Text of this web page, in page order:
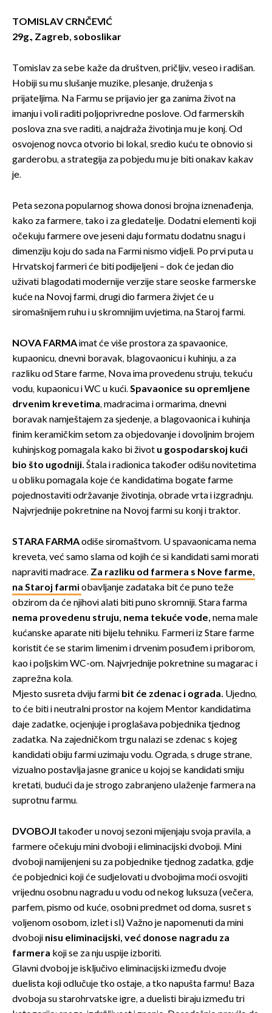
TOMISLAV CRNČEVIĆ
29g., Zagreb, soboslikar
Tomislav za sebe kaže da društven, pričljiv, veseo i radišan.
Hobiji su mu slušanje muzike, plesanje, druženja s
prijateljima. Na Farmu se prijavio jer ga zanima život na
imanju i voli raditi poljoprivredne poslove. Od farmerskih
poslova zna sve raditi, a najdraža životinja mu je konj. Od
osvojenog novca otvorio bi lokal, sredio kuću te obnovio si
garderobu, a strategija za pobjedu mu je biti onakav kakav
je.
Peta sezona popularnog showa donosi brojna iznenađenja,
kako za farmere, tako i za gledatelje. Dodatni elementi koji
očekuju farmere ove jeseni daju formatu dodatnu snagu i
dimenziju koju do sada na Farmi nismo vidjeli. Po prvi puta u
Hrvatskoj farmeri će biti podijeljeni – dok će jedan dio
uživati blagodati modernije verzije stare seoske farmerske
kuće na Novoj farmi, drugi dio farmera živjet će u
siromašnijem ruhu i u skromnijim uvjetima, na Staroj farmi.
NOVA FARMAimat će više prostora za spavaonice,
kupaonicu, dnevni boravak, blagovaonicu i kuhinju, a za
razliku od Stare farme, Nova ima provedenu struju, tekuću
vodu, kupaonicu i WC u kući. Spavaonice su opremljene
drvenim krevetima, madracima i ormarima, dnevni
boravak namještajem za sjedenje, a blagovaonica i kuhinja
finim keramičkim setom za objedovanje i dovoljnim brojem
kuhinjskog pomagala kako bi život u gospodarskoj kući
bio što ugodniji. Štala i radionica također odišu novitetima
u obliku pomagala koje će kandidatima bogate farme
pojednostaviti održavanje životinja, obrade vrta i izgradnju.
Najvrjednije pokretnine na Novoj farmi su konj i traktor.
STARA FARMAodiše siromaštvom. U spavaonicama nema
kreveta, već samo slama od kojih će si kandidati sami morati
napraviti madrace. Za razliku od farmera s Nove farme,
na Staroj farmi obavljanje zadataka bit će puno teže
obzirom da će njihovi alati biti puno skromniji. Stara farma
nema provedenu struju, nema tekuće vode, nema male
kućanske aparate niti bijelu tehniku. Farmeri iz Stare farme
koristit će se starim limenim i drvenim posuđem i priborom,
kao i poljskim WC-om. Najvrjednije pokretnine su magarac i
zaprežna kola.
Mjesto susreta dviju farmi bit će zdenac i ograda. Ujedno,
to će biti i neutralni prostor na kojem Mentor kandidatima
daje zadatke, ocjenjuje i proglašava pobjednika tjednog
zadatka. Na zajedničkom trgu nalazi se zdenac s kojeg
kandidati obiju farmi uzimaju vodu. Ograda, s druge strane,
vizualno postavlja jasne granice u kojoj se kandidati smiju
kretati, budući da je strogo zabranjeno ulaženje farmera na
suprotnu farmu.
DVOBOJI također u novoj sezoni mijenjaju svoja pravila, a
farmere očekuju mini dvoboji i eliminacijski dvoboji. Mini
dvoboji namijenjeni su za pobjednike tjednog zadatka, gdje
će pobjednici koji će sudjelovati u dvobojima moći osvojiti
vrijednu osobnu nagradu u vodu od nekog luksuza (večera,
parfem, pismo od kuće, osobni predmet od doma, susret s
voljenom osobom, izlet i sl.) Važno je napomenuti da mini
dvoboji nisu eliminacijski, već donose nagradu za
farmera koji se za nju uspije izboriti.
Glavni dvoboj je isključivo eliminacijski između dvoje
duelista koji odlučuje tko ostaje, a tko napušta farmu! Baza
dvoboja su starohrvatske igre, a duelisti biraju između tri